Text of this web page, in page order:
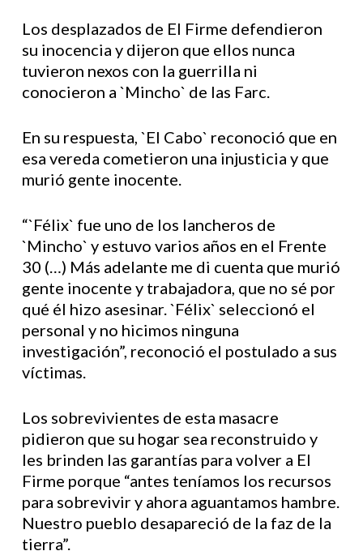
Los desplazados de El Firme defendieron
su inocencia y dijeron que ellos nunca
tuvieron nexos con la guerrilla ni
conocieron a `Mincho` de las Farc.
En su respuesta, `El Cabo` reconoció que en
esa vereda cometieron una injusticia y que
murió gente inocente.
“`Félix` fue uno de los lancheros de
`Mincho` y estuvo varios años en el Frente
30 (…) Más adelante me di cuenta que murió
gente inocente y trabajadora, que no sé por
qué él hizo asesinar. `Félix` seleccionó el
personal y no hicimos ninguna
investigación”, reconoció el postulado a sus
víctimas.
Los sobrevivientes de esta masacre
pidieron que su hogar sea reconstruido y
les brinden las garantías para volver a El
Firme porque “antes teníamos los recursos
para sobrevivir y ahora aguantamos hambre.
Nuestro pueblo desapareció de la faz de la
tierra”.